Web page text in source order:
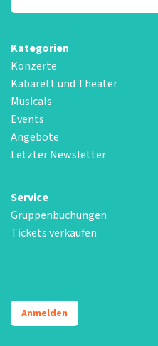
Kategorien
Konzerte
Kabarett und Theater
Musicals
Events
Angebote
Letzter Newsletter
Service
Gruppenbuchungen
Tickets verkaufen
Anmelden